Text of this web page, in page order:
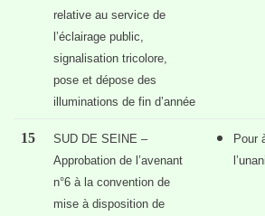
relative au service de
l’éclairage public,
signalisation tricolore,
pose et dépose des
illuminations de fin d’année
15
SUD DE SEINE –
Approbation de l’avenant
n°6 à la convention de
mise à disposition de
Pour